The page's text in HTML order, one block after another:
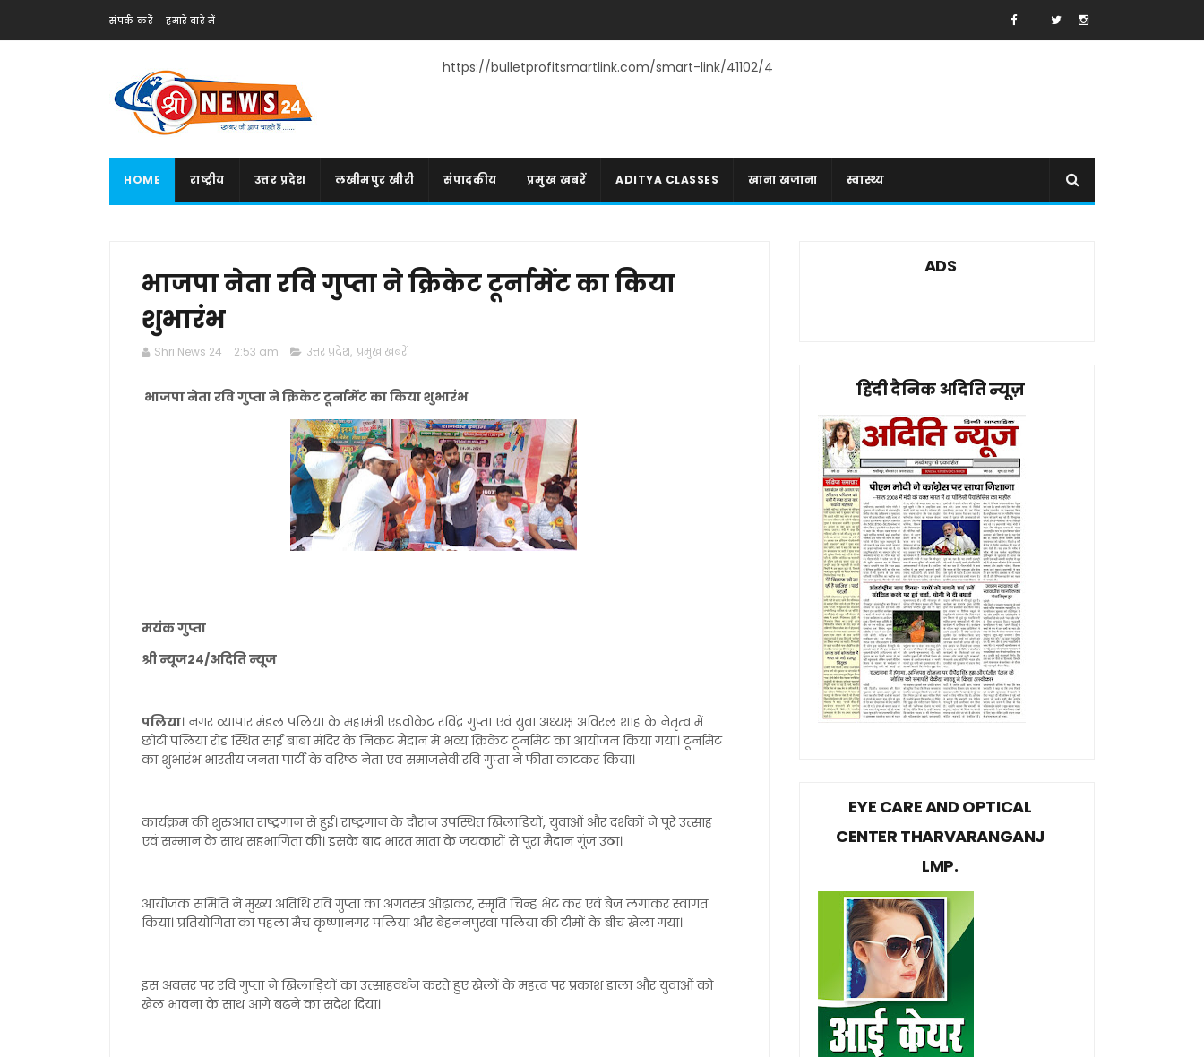
संपर्क करें हमारे बारे में
https://bulletprofitsmartlink.com/smart-link/41102/4
HOME राष्ट्रीय उत्तर प्रदेश लखीमपुर खीरी संपादकीय प्रमुख खबरें ADITYA CLASSES खाना खजाना स्वास्थ्य
भाजपा नेता रवि गुप्ता ने क्रिकेट टूर्नामेंट का किया
शुभारंभ
Shri News 24 2:53 am उत्तर प्रदेश, प्रमुख खबरें
भाजपा नेता रवि गुप्ता ने क्रिकेट टूर्नामेंट का किया शुभारंभ
मयंक गुप्ता
श्री न्यूज24/अदिति न्यूज
पलिया। नगर व्यापार मंडल पलिया के महामंत्री एडवोकेट रविंद्र गुप्ता एवं युवा अध्यक्ष अविरल शाह के नेतृत्व में
छोटी पलिया रोड स्थित साईं बाबा मंदिर के निकट मैदान में भव्य क्रिकेट टूर्नामेंट का आयोजन किया गया। टूर्नामेंट
का शुभारंभ भारतीय जनता पार्टी के वरिष्ठ नेता एवं समाजसेवी रवि गुप्ता ने फीता काटकर किया।
कार्यक्रम की शुरुआत राष्ट्रगान से हुई। राष्ट्रगान के दौरान उपस्थित खिलाड़ियों, युवाओं और दर्शकों ने पूरे उत्साह
एवं सम्मान के साथ सहभागिता की। इसके बाद भारत माता के जयकारों से पूरा मैदान गूंज उठा।
आयोजक समिति ने मुख्य अतिथि रवि गुप्ता का अंगवस्त्र ओढ़ाकर, स्मृति चिन्ह भेंट कर एवं बैज लगाकर स्वागत
किया। प्रतियोगिता का पहला मैच कृष्णानगर पलिया और बेहननपुरवा पलिया की टीमों के बीच खेला गया।
इस अवसर पर रवि गुप्ता ने खिलाड़ियों का उत्साहवर्धन करते हुए खेलों के महत्व पर प्रकाश डाला और युवाओं को
खेल भावना के साथ आगे बढ़ने का संदेश दिया।
ADS
हिंदी दैनिक अदिति न्यूज़
EYE CARE AND OPTICAL
CENTER THARVARANGANJ
LMP.